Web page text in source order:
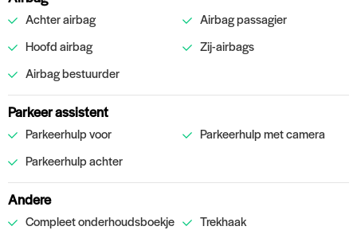
Achter airbag
Airbag passagier
Hoofd airbag
Zij-airbags
Airbag bestuurder
Parkeer assistent
Parkeerhulp voor
Parkeerhulp met camera
Parkeerhulp achter
Andere
Compleet onderhoudsboekje
Trekhaak